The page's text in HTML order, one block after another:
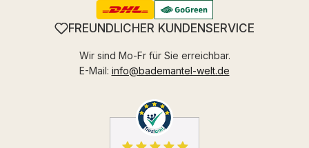
FREUNDLICHER KUNDENSERVICE
Wir sind Mo-Fr für Sie erreichbar.
E-Mail: info@bademantel-welt.de